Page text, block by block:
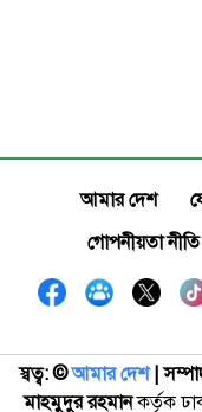
আমার দেশ
গোপনীয়তা নীতি
স্বত্ব: ©️আমার দেশ|
মাহমুদুর রহমানকর্তৃক